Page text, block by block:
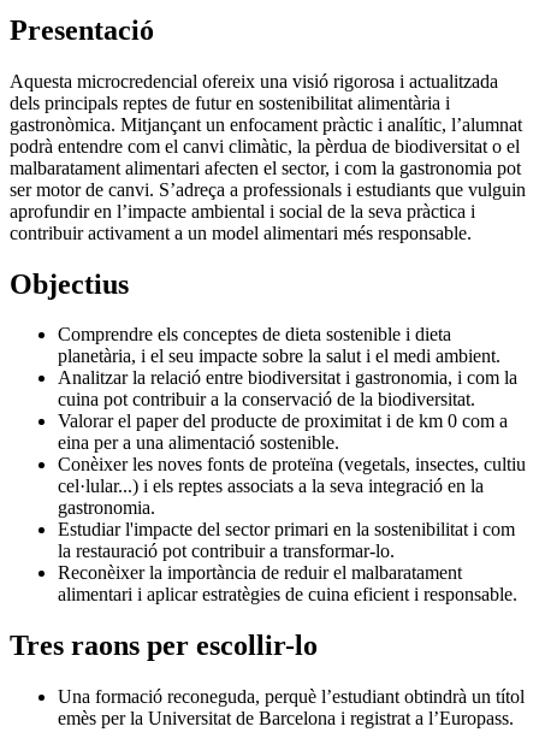
Presentació
Aquesta microcredencial ofereix una visió rigorosa i actualitzada
dels principals reptes de futur en sostenibilitat alimentària i
gastronòmica. Mitjançant un enfocament pràctic i analític, l’alumnat
podrà entendre com el canvi climàtic, la pèrdua de biodiversitat o el
malbaratament alimentari afecten el sector, i com la gastronomia pot
ser motor de canvi. S’adreça a professionals i estudiants que vulguin
aprofundir en l’impacte ambiental i social de la seva pràctica i
contribuir activament a un model alimentari més responsable.
Objectius
Comprendre els conceptes de dieta sostenible i dieta
planetària, i el seu impacte sobre la salut i el medi ambient.
Analitzar la relació entre biodiversitat i gastronomia, i com la
cuina pot contribuir a la conservació de la biodiversitat.
Valorar el paper del producte de proximitat i de km 0 com a
eina per a una alimentació sostenible.
Conèixer les noves fonts de proteïna (vegetals, insectes, cultiu
cel·lular...) i els reptes associats a la seva integració en la
gastronomia.
Estudiar l'impacte del sector primari en la sostenibilitat i com
la restauració pot contribuir a transformar-lo.
Reconèixer la importància de reduir el malbaratament
alimentari i aplicar estratègies de cuina eficient i responsable.
Tres raons per escollir-lo
Una formació reconeguda, perquè l’estudiant obtindrà un títol
emès per la Universitat de Barcelona i registrat a l’Europass.